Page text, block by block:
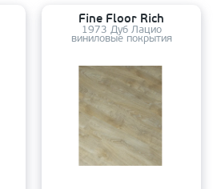
Fine Floor Rich
1973 Дуб Лацио
виниловые покрытия